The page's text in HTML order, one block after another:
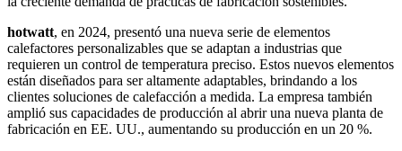
hotwatt, en 2024, presentó una nueva serie de elementos
calefactores personalizables que se adaptan a industrias que
requieren un control de temperatura preciso. Estos nuevos elementos
están diseñados para ser altamente adaptables, brindando a los
clientes soluciones de calefacción a medida. La empresa también
amplió sus capacidades de producción al abrir una nueva planta de
fabricación en EE. UU., aumentando su producción en un 20 %.